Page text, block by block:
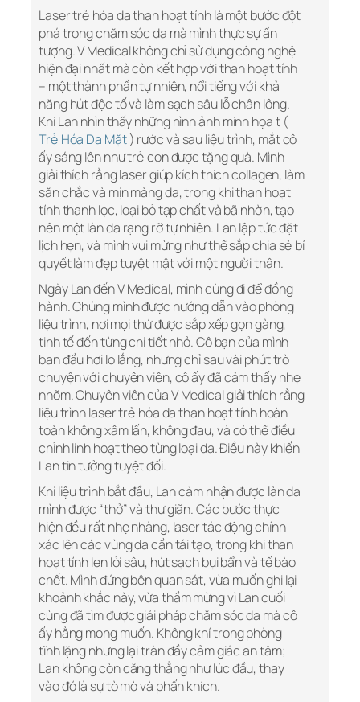
Laser trẻ hóa da than hoạt tính là một bước đột
phá trong chăm sóc da mà mình thực sự ấn
tượng. V Medical không chỉ sử dụng công nghệ
hiện đại nhất mà còn kết hợp với than hoạt tính
– một thành phần tự nhiên, nổi tiếng với khả
năng hút độc tố và làm sạch sâu lỗ chân lông.
Khi Lan nhìn thấy những hình ảnh minh họa t (
Trẻ Hóa Da Mặt) rước và sau liệu trình, mắt cô
ấy sáng lên như trẻ con được tặng quà. Mình
giải thích rằng laser giúp kích thích collagen, làm
săn chắc và mịn màng da, trong khi than hoạt
tính thanh lọc, loại bỏ tạp chất và bã nhờn, tạo
nên một làn da rạng rỡ tự nhiên. Lan lập tức đặt
lịch hẹn, và mình vui mừng như thể sắp chia sẻ bí
quyết làm đẹp tuyệt mật với một người thân.
Ngày Lan đến V Medical, mình cùng đi để đồng
hành. Chúng mình được hướng dẫn vào phòng
liệu trình, nơi mọi thứ được sắp xếp gọn gàng,
tinh tế đến từng chi tiết nhỏ. Cô bạn của mình
ban đầu hơi lo lắng, nhưng chỉ sau vài phút trò
chuyện với chuyên viên, cô ấy đã cảm thấy nhẹ
nhõm. Chuyên viên của V Medical giải thích rằng
liệu trình laser trẻ hóa da than hoạt tính hoàn
toàn không xâm lấn, không đau, và có thể điều
chỉnh linh hoạt theo từng loại da. Điều này khiến
Lan tin tưởng tuyệt đối.
Khi liệu trình bắt đầu, Lan cảm nhận được làn da
mình được “thở” và thư giãn. Các bước thực
hiện đều rất nhẹ nhàng, laser tác động chính
xác lên các vùng da cần tái tạo, trong khi than
hoạt tính len lỏi sâu, hút sạch bụi bẩn và tế bào
chết. Mình đứng bên quan sát, vừa muốn ghi lại
khoảnh khắc này, vừa thầm mừng vì Lan cuối
cùng đã tìm được giải pháp chăm sóc da mà cô
ấy hằng mong muốn. Không khí trong phòng
tĩnh lặng nhưng lại tràn đầy cảm giác an tâm;
Lan không còn căng thẳng như lúc đầu, thay
vào đó là sự tò mò và phấn khích.